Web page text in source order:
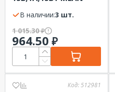
В наличии:
3 шт.
1 015.30₽
964.50 ₽
Код:512981